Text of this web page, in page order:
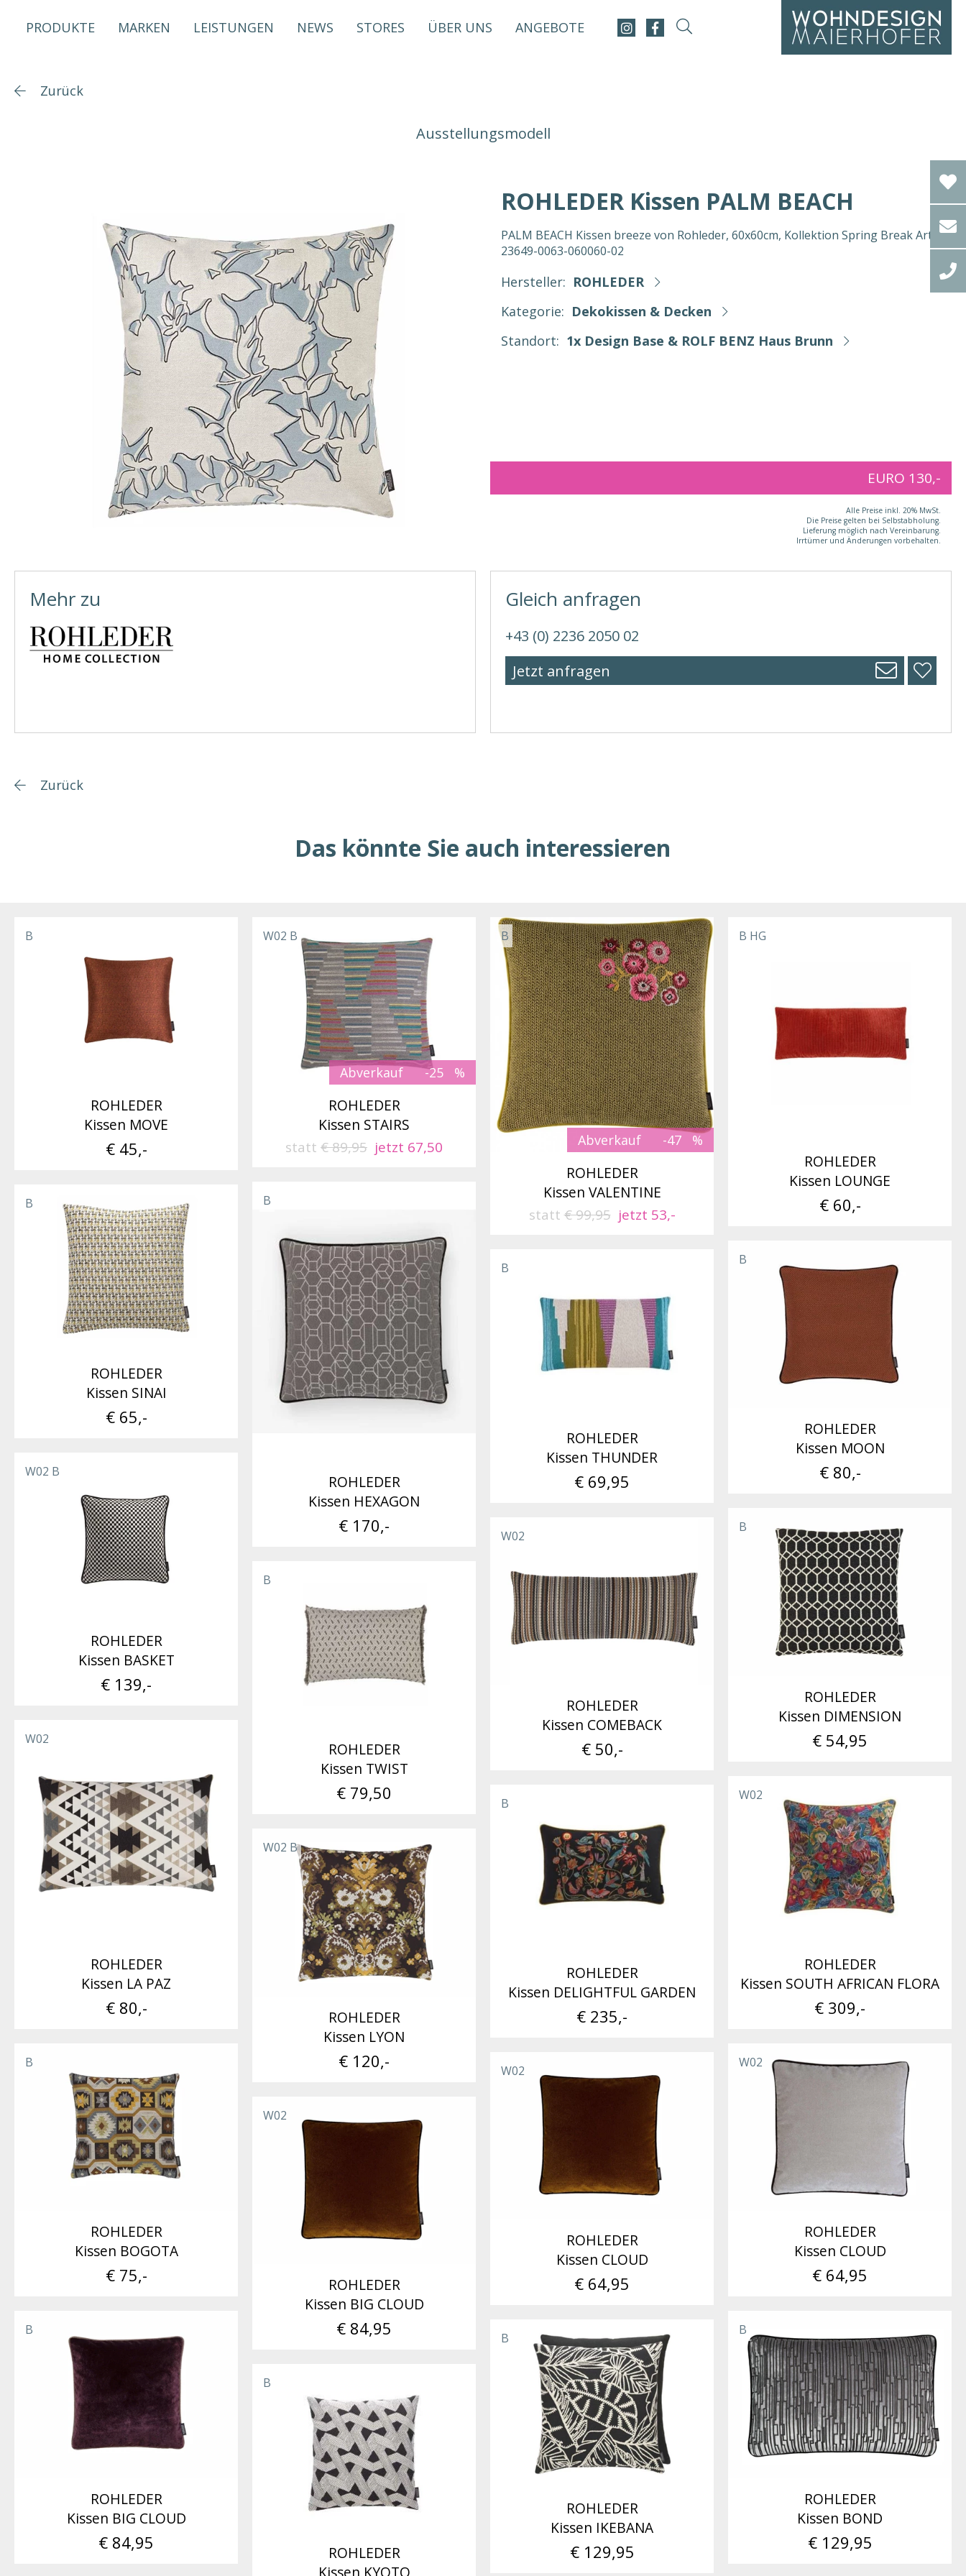
PRODUKTE MARKEN LEISTUNGEN NEWS STORES ÜBER UNS ANGEBOTE
Zurück
Ausstellungsmodell
ROHLEDER Kissen PALM BEACH
PALM BEACH Kissen breeze von Rohleder, 60x60cm, Kollektion Spring Break Art:
23649-0063-060060-02
Hersteller: ROHLEDER
Kategorie: Dekokissen & Decken
Standort: 1x Design Base & ROLF BENZ Haus Brunn
EURO 130,-
Alle Preise inkl. 20% MwSt.
Die Preise gelten bei Selbstabholung.
Lieferung möglich nach Vereinbarung.
Irrtümer und Änderungen vorbehalten.
Mehr zu Gleich anfragen
+43 (0) 2236 2050 02
Jetzt anfragen
Zurück
Das könnte Sie auch interessieren
B
ROHLEDER
Kissen MOVE
€ 45,-
Abverkauf -25
W02 B
ROHLEDER
Kissen STAIRS
statt € 89,95 jetzt 67,50 Abverkauf -47
B
ROHLEDER
Kissen VALENTINE
statt€ 99,95 jetzt 53,-
B HG
ROHLEDER
Kissen LOUNGE
€ 60,-
B
ROHLEDER
Kissen HEXAGON
€ 170,-
B
ROHLEDER
Kissen SINAI
€ 65,-
B
ROHLEDER
Kissen MOON
€ 80,-
B
ROHLEDER
Kissen THUNDER
€ 69,95
W02 B
ROHLEDER
Kissen BASKET
€ 139,-
B
ROHLEDER
Kissen DIMENSION
€ 54,95
W02
ROHLEDER
Kissen COMEBACK
€ 50,-
B
ROHLEDER
Kissen TWIST
€ 79,50
W02
ROHLEDER
Kissen LA PAZ
€ 80,-
W02
ROHLEDER
Kissen SOUTH AFRICAN FLORA
€ 309,-
B
ROHLEDER
Kissen DELIGHTFUL GARDEN
€ 235,-
W02 B
ROHLEDER
Kissen LYON
€ 120,-
B
ROHLEDER
Kissen BOGOTA
€ 75,-
W02
ROHLEDER
Kissen CLOUD
€ 64,95
W02
ROHLEDER
Kissen CLOUD
€ 64,95
W02
ROHLEDER
Kissen BIG CLOUD
€ 84,95
B
ROHLEDER
Kissen BIG CLOUD
€ 84,95
B
ROHLEDER
Kissen BOND
€ 129,95
B
ROHLEDER
Kissen IKEBANA
€ 129,95
B
ROHLEDER
Kissen KYOTO